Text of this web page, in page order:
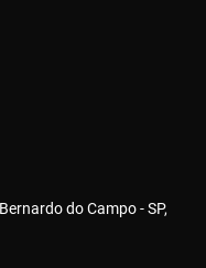
do Campo - SP,